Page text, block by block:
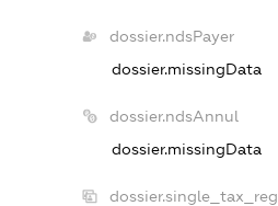
dossier.ndsPayer
dossier.missingData
dossier.ndsAnnul
dossier.missingData
dossier.single_tax_reg